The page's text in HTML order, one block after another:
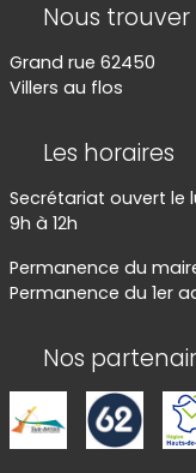
Nous trouver
Grand rue 62450
Villers au flos
Les horaires
Secrétariat ouvert le
9h à 12h
Permanence du
Permanence du 1er
Nos